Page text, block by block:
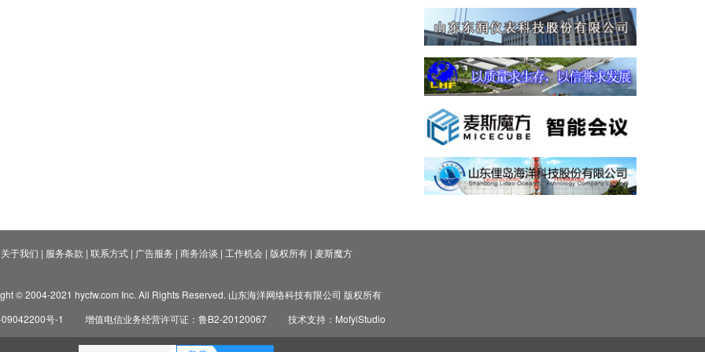
关于我们 | 服务条款 | 联系方式| 广告服务 | 商务洽谈 | 工作机会| 版权所有| 麦斯魔方
© 2004-2021 hycfw.com Inc. All Rights Reserved. 山东海洋网络科技有限公司 版权所有
号-1
增值电信业务经营许可证：鲁B2-20120067 技术支持：MofyiStudio